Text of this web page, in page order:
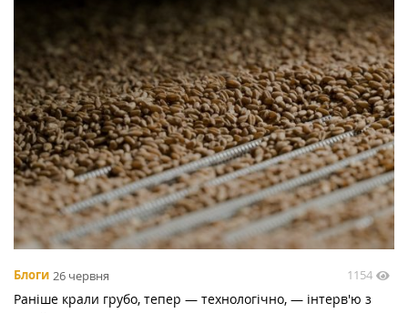
Блоги 26 червня 1154
Раніше крали грубо, тепер — технологічно, — інтерв'ю з